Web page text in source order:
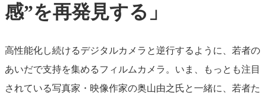
感”を再発見する」
高性能化し続けるデジタルカメラと逆行するように、若者の
あいだで支持を集めるフィルムカメラ。いま、もっとも注目
されている写真家・映像作家の奥山由之氏と一緒に、若者た